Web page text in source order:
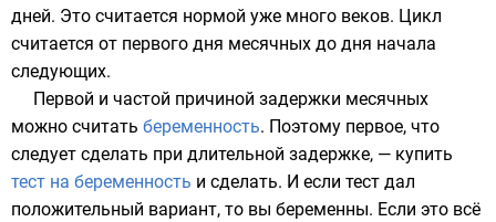
дней. Это считается нормой уже много веков. Цикл
считается от первого дня месячных до дня начала
следующих.
Первой и частой причиной задержки месячных
можно считать беременность. Поэтому первое, что
следует сделать при длительной задержке, — купить
тест на беременность и сделать. И если тест дал
положительный вариант, то вы беременны. Если это всё